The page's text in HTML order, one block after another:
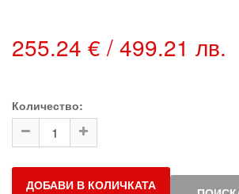
255.24 € / 499.21 лв.
Количество:
ДОБАВИ В КОЛИЧКАТА